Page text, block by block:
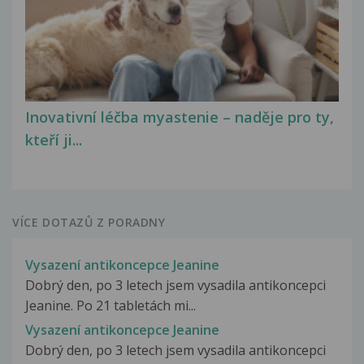
Inovativní léčba myastenie – naděje pro ty,
kteří ji...
VÍCE DOTAZŮ Z PORADNY
Vysazení antikoncepce Jeanine
Dobrý den, po 3 letech jsem vysadila antikoncepci
Jeanine. Po 21 tabletách mi...
Vysazení antikoncepce Jeanine
Dobrý den, po 3 letech jsem vysadila antikoncepci